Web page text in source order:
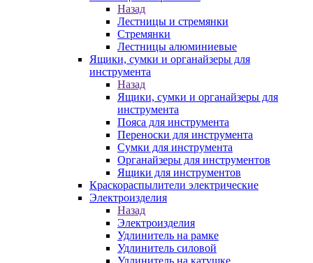
Назад
Лестницы и стремянки
Стремянки
Лестницы алюминиевые
Ящики, сумки и органайзеры для
инструмента
Назад
Ящики, сумки и органайзеры для
инструмента
Пояса для инструмента
Переноски для инструмента
Сумки для инструмента
Органайзеры для инструментов
Ящики для инструментов
Краскораспылители электрические
Электроизделия
Назад
Электроизделия
Удлинитель на рамке
Удлинитель силовой
Удлинитель на катушке